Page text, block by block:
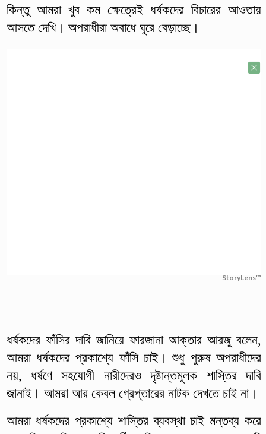
কিন্তু আমরা খুব কম ক্ষেত্রেই ধর্ষকদের বিচারের আওতায়
আসতে দেখি। অপরাধীরা অবাধে ঘুরে বেড়াচ্ছে।
StoryLens™
ধর্ষকদের ফাঁসির দাবি জানিয়ে ফারজানা আক্তার আরজু বলেন,
আমরা ধর্ষকদের প্রকাশ্যে ফাঁসি চাই। শুধু পুরুষ অপরাধীদের
নয়, ধর্ষণে সহযোগী নারীদেরও দৃষ্টান্তমূলক শাস্তির দাবি
জানাই। আমরা আর কেবল গ্রেপ্তারের নাটক দেখতে চাই না।
আমরা ধর্ষকদের প্রকাশ্যে শাস্তির ব্যবস্থা চাই মন্তব্য করে